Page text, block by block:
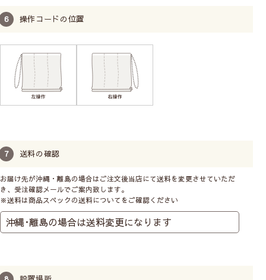
お子様の手に届かないように、チェーンをくるくると
巻いて付属のクリップで留めておくことができます。
シェードカーテンの操作コードの位置を左右どちらか
操作コードの位置
送料の確認
お届け先が沖縄・離島の場合はご注文後当店にて送料を変更させていただ
き、受注確認メールでご案内致します。
※送料は商品スペックの送料についてをご確認ください